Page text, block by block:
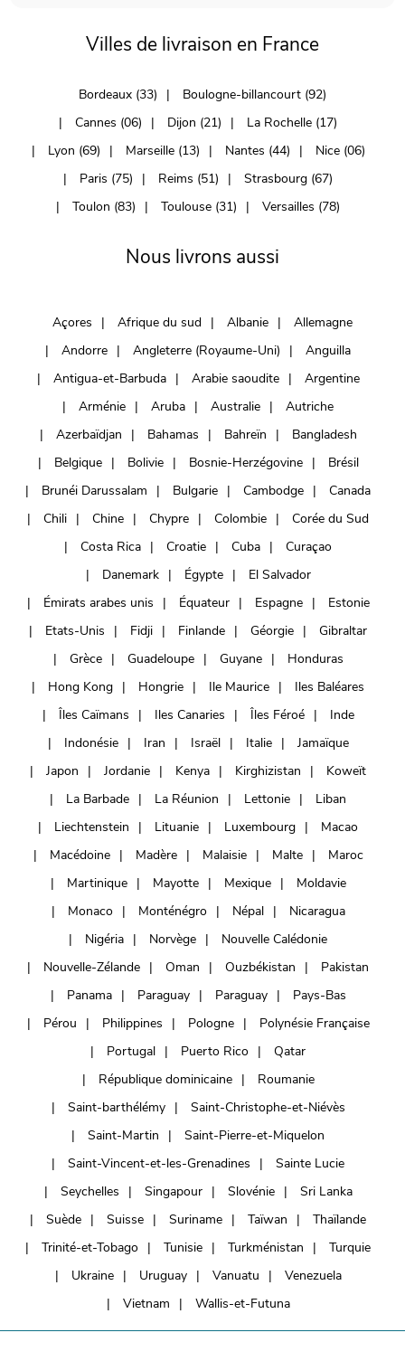
Villes de livraison en France
Bordeaux (33)
Boulogne-billancourt (92)
Cannes (06)
Dijon (21)
La Rochelle (17)
Lyon (69)
Marseille (13) Nantes (44)
Nice (06)
Paris (75)
Reims (51)
Strasbourg (67)
Toulon (83)
Toulouse (31) Versailles (78)
Nous livrons aussi
Açores Afrique du sud Albanie
Allemagne
Andorre
Angleterre (Royaume-Uni)
Anguilla
Antigua-et-Barbuda
Arabie saoudite
Argentine
Arménie
Aruba Australie
Autriche
Azerbaïdjan
Bahamas Bahreïn
Bangladesh
Belgique
Bolivie Bosnie-Herzégovine
Brésil
Brunéi Darussalam
Bulgarie Cambodge
Canada
Chili
Chine Chypre Colombie
Corée du Sud
Costa Rica
Croatie Cuba
Curaçao
Danemark
Égypte
El Salvador
Émirats arabes unis
Équateur Espagne
Estonie
Etats-Unis
Fidji Finlande Géorgie
Gibraltar
Grèce
Guadeloupe Guyane
Honduras
Hong Kong
Hongrie Ile Maurice
Iles Baléares
Îles Caïmans
Iles Canaries Îles Féroé
Inde
Indonésie
Iran Israël Italie
Jamaïque
Japon
Jordanie Kenya Kirghizistan
Koweït
La Barbade
La Réunion Lettonie
Liban
Liechtenstein
Lituanie Luxembourg
Macao
Macédoine
Madère Malaisie Malte
Maroc
Martinique
Mayotte Mexique
Moldavie
Monaco
Monténégro Népal
Nicaragua
Nigéria
Norvège
Nouvelle Calédonie
Nouvelle-Zélande
Oman Ouzbékistan
Pakistan
Panama
Paraguay Paraguay
Pays-Bas
Pérou
Philippines Pologne
Polynésie Française
Portugal
Puerto Rico
Qatar
République dominicaine
Roumanie
Saint-barthélémy
Saint-Christophe-et-Niévès
Saint-Martin
Saint-Pierre-et-Miquelon
Saint-Vincent-et-les-Grenadines
Sainte Lucie
Seychelles
Singapour Slovénie
Sri Lanka
Suède
Suisse Suriname Taïwan
Thaïlande
Trinité-et-Tobago
Tunisie Turkménistan
Turquie
Ukraine
Uruguay Vanuatu
Venezuela
Vietnam
Wallis-et-Futuna